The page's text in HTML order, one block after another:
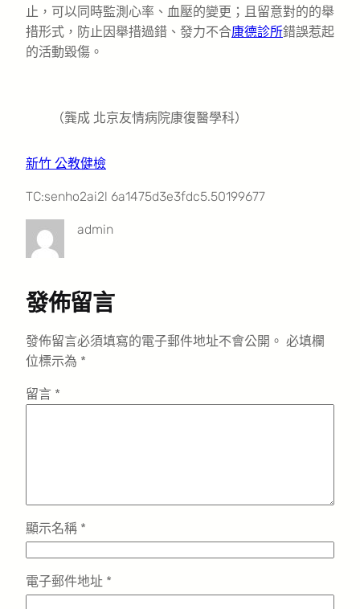
止，可以同時監測心率、血壓的變更；且留意對的的舉
措形式，防止因舉措過錯、發力不合康德診所錯誤惹起
的活動毀傷。
（龔成 北京友情病院康復醫學科）
新竹 公教健檢
TC:senho2ai2l 6a1475d3e3fdc5.50199677
admin
發佈留言
發佈留言必須填寫的電子郵件地址不會公開。 必填欄
位標示為 *
留言 *
顯示名稱 *
電子郵件地址 *